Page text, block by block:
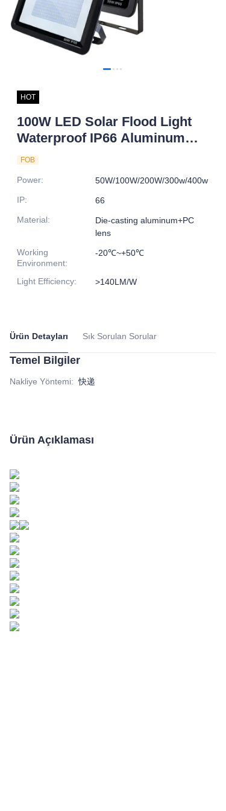
HOT
100W LED Solar Flood Light
Waterproof IP66 Aluminum
Alloy Body with Sensor for
Price
FOB
Power:
50W/100W/200W/300w/400w
IP:
66
Material:
Die-casting aluminum+PC
lens
Working
Environment:
-20℃~+50℃
Light Efficiency: >140LM/W
Ürün Detayları Sık Sorulan Sorular
Temel Bilgiler
Nakliye Yöntemi: 快递
Ürün Açıklaması